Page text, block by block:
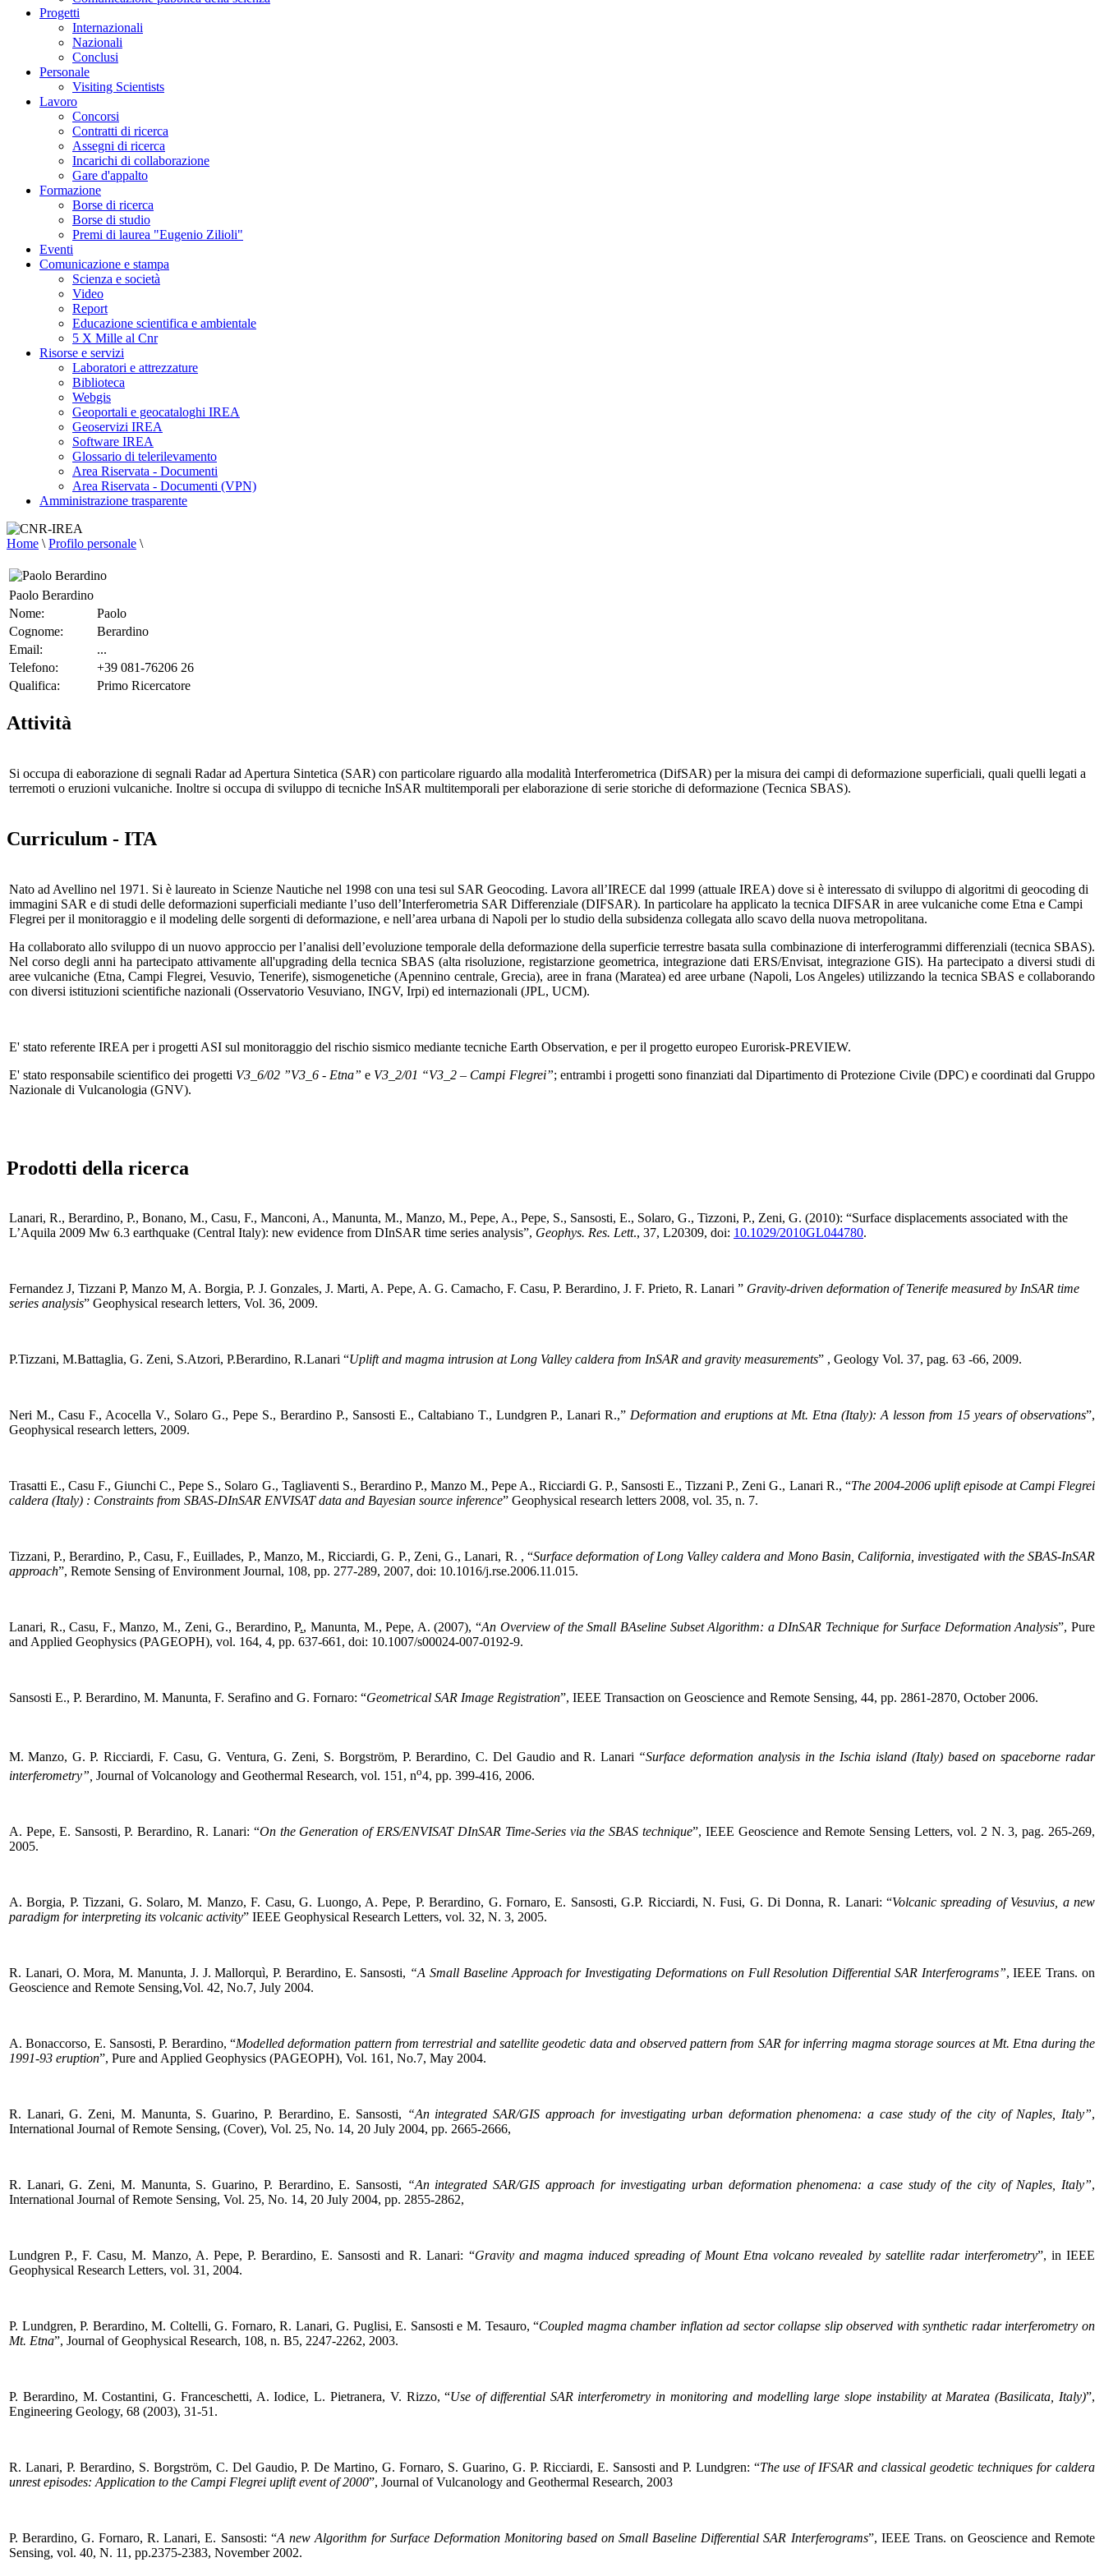
Progetti
Internazionali
Nazionali
Conclusi
Personale
Visiting Scientists
Lavoro
Concorsi
Contratti di ricerca
Assegni di ricerca
Incarichi di collaborazione
Gare d'appalto
Formazione
Borse di ricerca
Borse di studio
Premi di laurea "Eugenio Zilioli"
Eventi
Comunicazione e stampa
Scienza e società
Video
Report
Educazione scientifica e ambientale
5 X Mille al Cnr
Risorse e servizi
Laboratori e attrezzature
Biblioteca
Webgis
Geoportali e geocataloghi IREA
Geoservizi IREA
Software IREA
Glossario di telerilevamento
Area Riservata - Documenti
Area Riservata - Documenti (VPN)
Amministrazione trasparente
Home \ Profilo personale \
Paolo Berardino
Nome:
Paolo
Cognome:
Berardino
Email:
...
Telefono:
+39 081-76206 26
Qualifica:
Primo Ricercatore
Attività
Si occupa di eaborazione di segnali Radar ad Apertura Sintetica (SAR) con particolare riguardo alla modalità Interferometrica (DifSAR) per la misura dei campi di deformazione superficiali, quali quelli legati a
terremoti o eruzioni vulcaniche. Inoltre si occupa di sviluppo di tecniche InSAR multitemporali per elaborazione di serie storiche di deformazione (Tecnica SBAS).
Curriculum - ITA
Nato ad Avellino nel 1971. Si è laureato in Scienze Nautiche nel 1998 con una tesi sul SAR Geocoding. Lavora all’IRECE dal 1999 (attuale IREA) dove si è interessato di sviluppo di algoritmi di geocoding di
immagini SAR e di studi delle deformazioni superficiali mediante l’uso dell’Interferometria SAR Differenziale (DIFSAR). In particolare ha applicato la tecnica DIFSAR in aree vulcaniche come Etna e Campi
Flegrei per il monitoraggio e il modeling delle sorgenti di deformazione, e nell’area urbana di Napoli per lo studio della subsidenza collegata allo scavo della nuova metropolitana.
Ha collaborato allo sviluppo di un nuovo approccio per l’analisi dell’evoluzione temporale della deformazione della superficie terrestre basata sulla combinazione di interferogrammi differenziali (tecnica SBAS).
Nel corso degli anni ha partecipato attivamente all'upgrading della tecnica SBAS (alta risoluzione, registarzione geometrica, integrazione dati ERS/Envisat, integrazione GIS). Ha partecipato a diversi studi di
aree vulcaniche (Etna, Campi Flegrei, Vesuvio, Tenerife), sismogenetiche (Apennino centrale, Grecia), aree in frana (Maratea) ed aree urbane (Napoli, Los Angeles) utilizzando la tecnica SBAS e collaborando
con diversi istituzioni scientifiche nazionali (Osservatorio Vesuviano, INGV, Irpi) ed internazionali (JPL, UCM).
E' stato referente IREA per i progetti ASI sul monitoraggio del rischio sismico mediante tecniche Earth Observation, e per il progetto europeo Eurorisk-PREVIEW.
E' stato responsabile scientifico dei progetti V3_6/02 ”V3_6 - Etna” e V3_2/01 “V3_2 – Campi Flegrei”; entrambi i progetti sono finanziati dal Dipartimento di Protezione Civile (DPC) e coordinati dal Gruppo
Nazionale di Vulcanologia (GNV).
Prodotti della ricerca
Lanari, R., Berardino, P., Bonano, M., Casu, F., Manconi, A., Manunta, M., Manzo, M., Pepe, A., Pepe, S., Sansosti, E., Solaro, G., Tizzoni, P., Zeni, G. (2010): “Surface displacements associated with the
L’Aquila 2009 Mw 6.3 earthquake (Central Italy): new evidence from DInSAR time series analysis”, Geophys. Res. Lett., 37, L20309, doi: 10.1029/2010GL044780.
Fernandez J, Tizzani P, Manzo M, A. Borgia, P. J. Gonzales, J. Marti, A. Pepe, A. G. Camacho, F. Casu, P. Berardino, J. F. Prieto, R. Lanari ” Gravity-driven deformation of Tenerife measured by InSAR time
series analysis” Geophysical research letters, Vol. 36, 2009.
P.Tizzani, M.Battaglia, G. Zeni, S.Atzori, P.Berardino, R.Lanari “Uplift and magma intrusion at Long Valley caldera from InSAR and gravity measurements” , Geology Vol. 37, pag. 63 -66, 2009.
Neri M., Casu F., Acocella V., Solaro G., Pepe S., Berardino P., Sansosti E., Caltabiano T., Lundgren P., Lanari R.,”Deformation and eruptions at Mt. Etna (Italy): A lesson from 15 years of observations”,
Geophysical research letters, 2009.
Trasatti E., Casu F., Giunchi C., Pepe S., Solaro G., Tagliaventi S., Berardino P., Manzo M., Pepe A., Ricciardi G. P., Sansosti E., Tizzani P., Zeni G., Lanari R., “The 2004-2006 uplift episode at Campi Flegrei
caldera (Italy) : Constraints from SBAS-DInSAR ENVISAT data and Bayesian source inference” Geophysical research letters 2008, vol. 35, n. 7.
Tizzani, P., Berardino, P., Casu, F., Euillades, P., Manzo, M., Ricciardi, G. P., Zeni, G., Lanari, R. , “Surface deformation of Long Valley caldera and Mono Basin, California, investigated with the SBAS-InSAR
approach”, Remote Sensing of Environment Journal, 108, pp. 277-289, 2007, doi: 10.1016/j.rse.2006.11.015.
Lanari, R., Casu, F., Manzo, M., Zeni, G., Berardino, P., Manunta, M., Pepe, A. (2007), “An Overview of the Small BAseline Subset Algorithm: a DInSAR Technique for Surface Deformation Analysis”, Pure
and Applied Geophysics (PAGEOPH), vol. 164, 4, pp. 637-661, doi: 10.1007/s00024-007-0192-9.
Sansosti E., P. Berardino, M. Manunta, F. Serafino and G. Fornaro: “Geometrical SAR Image Registration”, IEEE Transaction on Geoscience and Remote Sensing, 44, pp. 2861-2870, October 2006.
M. Manzo, G. P. Ricciardi, F. Casu, G. Ventura, G. Zeni, S. Borgström, P. Berardino, C. Del Gaudio and R. Lanari “Surface deformation analysis in the Ischia island (Italy) based on spaceborne radar
interferometry”, Journal of Volcanology and Geothermal Research, vol. 151, no4, pp. 399-416, 2006.
A. Pepe, E. Sansosti, P. Berardino, R. Lanari: “On the Generation of ERS/ENVISAT DInSAR Time-Series via the SBAS technique”, IEEE Geoscience and Remote Sensing Letters, vol. 2 N. 3, pag. 265-269,
2005.
A. Borgia, P. Tizzani, G. Solaro, M. Manzo, F. Casu, G. Luongo, A. Pepe, P. Berardino, G. Fornaro, E. Sansosti, G.P. Ricciardi, N. Fusi, G. Di Donna, R. Lanari: “Volcanic spreading of Vesuvius, a new
paradigm for interpreting its volcanic activity” IEEE Geophysical Research Letters, vol. 32, N. 3, 2005.
R. Lanari, O. Mora, M. Manunta, J. J. Mallorquì, P. Berardino, E. Sansosti, “A Small Baseline Approach for Investigating Deformations on Full Resolution Differential SAR Interferograms”, IEEE Trans. on
Geoscience and Remote Sensing,Vol. 42, No.7, July 2004.
A. Bonaccorso, E. Sansosti, P. Berardino, “Modelled deformation pattern from terrestrial and satellite geodetic data and observed pattern from SAR for inferring magma storage sources at Mt. Etna during the
1991-93 eruption”, Pure and Applied Geophysics (PAGEOPH), Vol. 161, No.7, May 2004.
R. Lanari, G. Zeni, M. Manunta, S. Guarino, P. Berardino, E. Sansosti, “An integrated SAR/GIS approach for investigating urban deformation phenomena: a case study of the city of Naples, Italy”,
International Journal of Remote Sensing, (Cover), Vol. 25, No. 14, 20 July 2004, pp. 2665-2666,
R. Lanari, G. Zeni, M. Manunta, S. Guarino, P. Berardino, E. Sansosti, “An integrated SAR/GIS approach for investigating urban deformation phenomena: a case study of the city of Naples, Italy”,
International Journal of Remote Sensing, Vol. 25, No. 14, 20 July 2004, pp. 2855-2862,
Lundgren P., F. Casu, M. Manzo, A. Pepe, P. Berardino, E. Sansosti and R. Lanari: “Gravity and magma induced spreading of Mount Etna volcano revealed by satellite radar interferometry”, in IEEE
Geophysical Research Letters, vol. 31, 2004.
P. Lundgren, P. Berardino, M. Coltelli, G. Fornaro, R. Lanari, G. Puglisi, E. Sansosti e M. Tesauro, “Coupled magma chamber inflation ad sector collapse slip observed with synthetic radar interferometry on
Mt. Etna”, Journal of Geophysical Research, 108, n. B5, 2247-2262, 2003.
P. Berardino, M. Costantini, G. Franceschetti, A. Iodice, L. Pietranera, V. Rizzo, “Use of differential SAR interferometry in monitoring and modelling large slope instability at Maratea (Basilicata, Italy)”,
Engineering Geology, 68 (2003), 31-51.
R. Lanari, P. Berardino, S. Borgström, C. Del Gaudio, P. De Martino, G. Fornaro, S. Guarino, G. P. Ricciardi, E. Sansosti and P. Lundgren: “The use of IFSAR and classical geodetic techniques for caldera
unrest episodes: Application to the Campi Flegrei uplift event of 2000”, Journal of Vulcanology and Geothermal Research, 2003
P. Berardino, G. Fornaro, R. Lanari, E. Sansosti: “A new Algorithm for Surface Deformation Monitoring based on Small Baseline Differential SAR Interferograms”, IEEE Trans. on Geoscience and Remote
Sensing, vol. 40, N. 11, pp.2375-2383, November 2002.